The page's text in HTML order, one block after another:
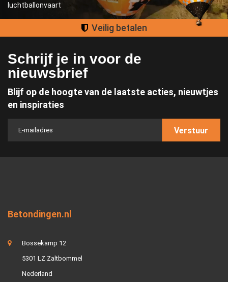
luchtballonvaart
Groot assortiment
Schrijf je in voor de
nieuwsbrief
Blijf op de hoogte van de laatste acties, nieuwtjes
en inspiraties
Verstuur
Betondingen.nl
Bossekamp 12
5301 LZ Zaltbommel
Nederland